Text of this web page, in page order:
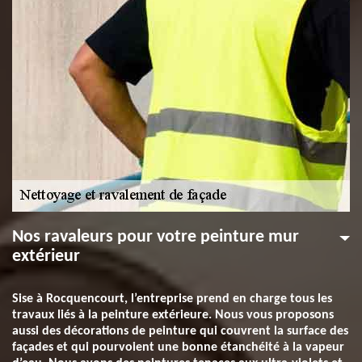
Nos ravaleurs pour votre peinture mur
extérieur
Sise à Rocquencourt, l’entreprise prend en charge tous les
travaux liés à la peinture extérieure. Nous vous proposons
aussi des décorations de peinture qui couvrent la surface des
façades et qui pourvoient une bonne étanchéité à la vapeur